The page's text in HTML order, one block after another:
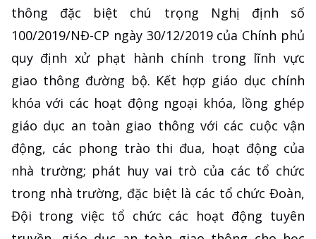
thông đặc biệt chú trọng Nghị định số
100/2019/NĐ-CP ngày 30/12/2019 của Chính phủ
quy định xử phạt hành chính trong lĩnh vực
giao thông đường bộ. Kết hợp giáo dục chính
khóa với các hoạt động ngoại khóa, lồng ghép
giáo dục an toàn giao thông với các cuộc vận
động, các phong trào thi đua, hoạt động của
nhà trường; phát huy vai trò của các tổ chức
trong nhà trường, đặc biệt là các tổ chức Đoàn,
Đội trong việc tổ chức các hoạt động tuyên